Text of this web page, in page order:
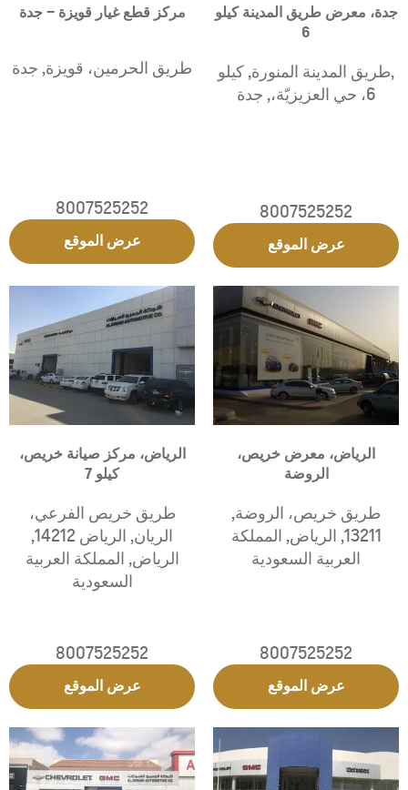
جدة، معرض طريق المدينة كيلو
6
,طريق المدينة المنورة, كيلو
6، حي العزيزيّة،
, جدة
8007525252
عرض الموقع
مركز قطع غيار قويزة – جدة
طريق الحرمين، قويزة, جدة
8007525252
عرض الموقع
الرياض، معرض خريص،
الروضة
طريق خريص، الروضة,
13211
, الرياض, المملكة
العربية السعودية
8007525252
عرض الموقع
الرياض، مركز صيانة خريص،
كيلو 7
طريق خريص الفرعي،
الريان, الرياض 14212
,
الرياض, المملكة العربية
السعودية
8007525252
عرض الموقع